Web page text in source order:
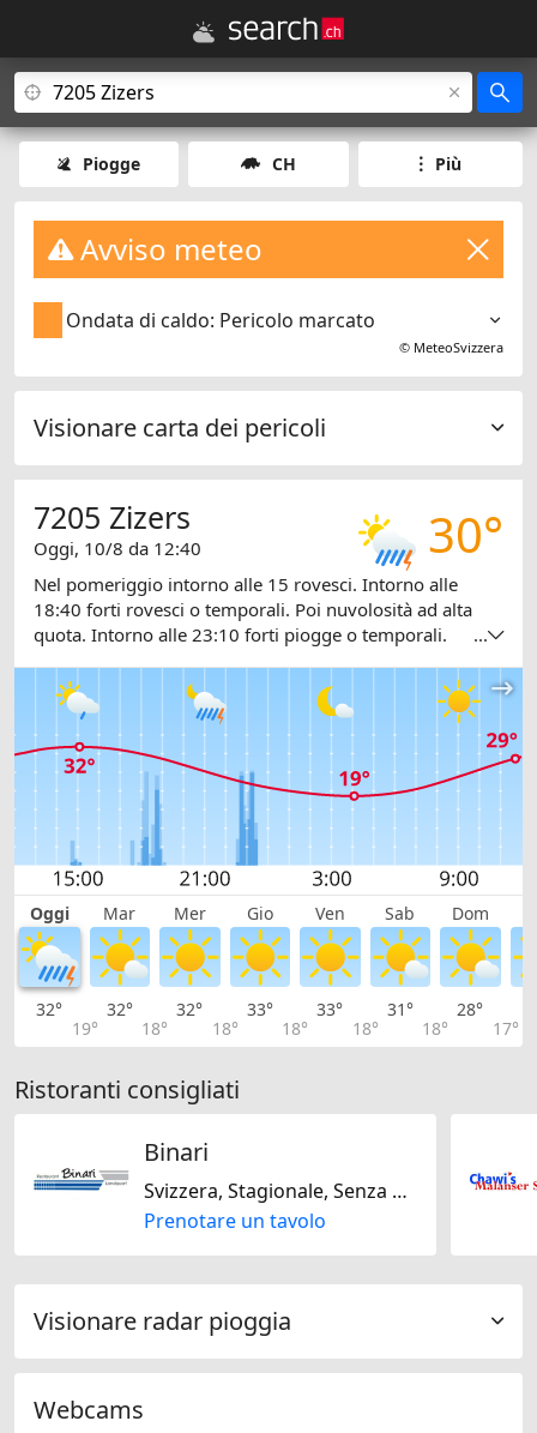
Piogge CH Più
Avviso meteo
Ondata di caldo: Pericolo marcato
© MeteoSvizzera
Visionare carta dei pericoli
30°
7205 Zizers
Oggi, 10/8 da 12:40
Nel pomeriggio intorno alle 15 rovesci. Intorno alle
18:40 forti rovesci o temporali. Poi nuvolosità ad alta
quota. Intorno alle 23:10 forti piogge o temporali.
...
Oggi Mar Mer Gio Ven Sab Dom
32°
19°
32°
18°
32°
18°
33°
18°
33°
18°
31°
18°
28°
17°
Ristoranti consigliati
Binari
Svizzera, Stagionale, Senza glutine, Senza lattosio
Prenotare un tavolo
Visionare radar pioggia
Webcams